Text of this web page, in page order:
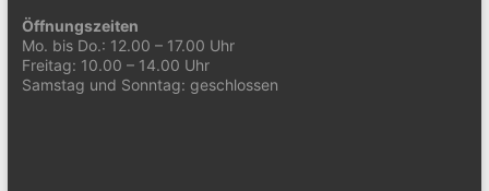
Öffnungszeiten
Mo. bis Do.: 12.00 – 17.00 Uhr
Freitag: 10.00 – 14.00 Uhr
Samstag und Sonntag: geschlossen